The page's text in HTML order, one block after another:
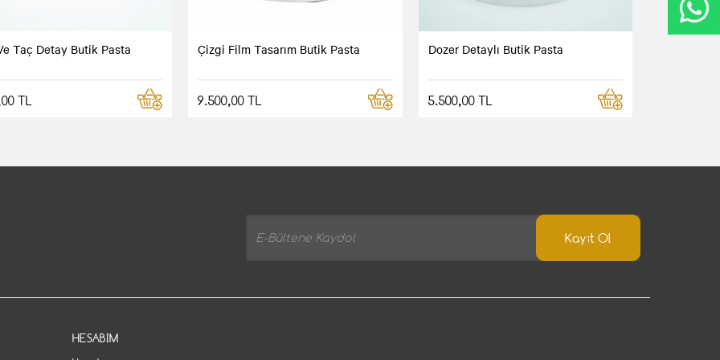
Taç Detay Butik Pasta
TL
Çizgi Film Tasarım Butik Pasta
9.500,00 TL
Dozer Detaylı Butik Pasta
5.500,00 TL
Kayıt Ol
HESABIM